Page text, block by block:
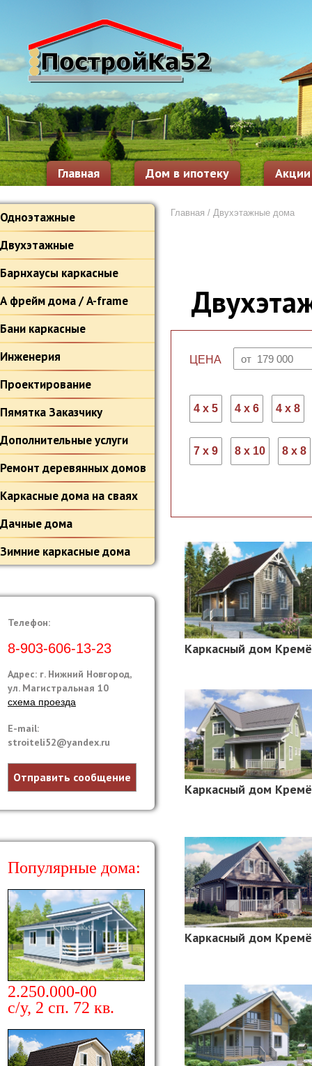
Акции
Дом в ипотеку
Главная
Главная / Двухэтажные дома
ЦЕНА
4 х 5 4 х 6 4 х 8
7 х 9 8 х 10 8 х 8
Каркасный дом
Каркасный дом
Каркасный дом
Одноэтажные
Двухэтажные
Барнхаусы каркасные
А фрейм дома / A-frame
Бани каркасные
Инженерия
Проектирование
Пямятка Заказчику
Дополнительные услуги
Ремонт деревянных домов
Каркасные дома на сваях
Дачные дома
Зимние каркасные дома
Телефон:
8-903-606-13-23
Адрес: г. Нижний Новгород,
ул. Магистральная 10
схема проезда
E-mail:
stroiteli52@yandex.ru
Отправить сообщение
Популярные дома:
2.250.000-00
с/у, 2 сп. 72 кв.